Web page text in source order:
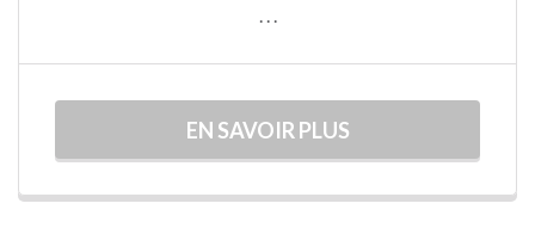
. . .
EN SAVOIR PLUS